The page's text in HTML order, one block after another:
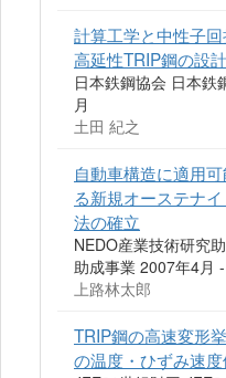
計算工学と中性子
高延性TRIP鋼の設
日本鉄鋼協会 日本
月
土田 紀之
自動車構造に適用
る新規オーステナ
法の確立
NEDO産業技術研究
助成事業 2007年4月
上路林太郎
TRIP鋼の高速変形
の温度・ひずみ速